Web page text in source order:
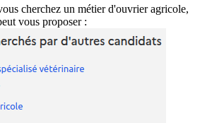
cherchez un métier d'ouvrier agricole,
vous proposer :